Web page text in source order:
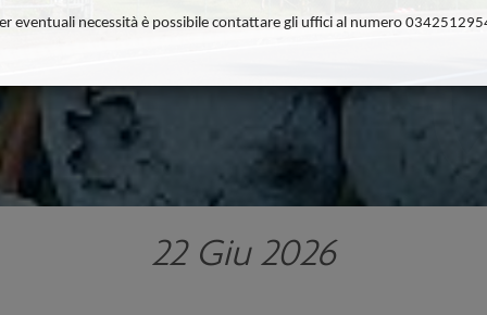
eventuali necessità è possibile contattare gli uffici al numero
22 Giu 2026